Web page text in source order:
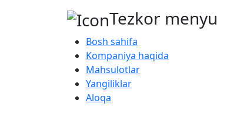
Tezkor menyu
Bosh sahifa
Kompaniya haqida
Mahsulotlar
Yangiliklar
Aloqa